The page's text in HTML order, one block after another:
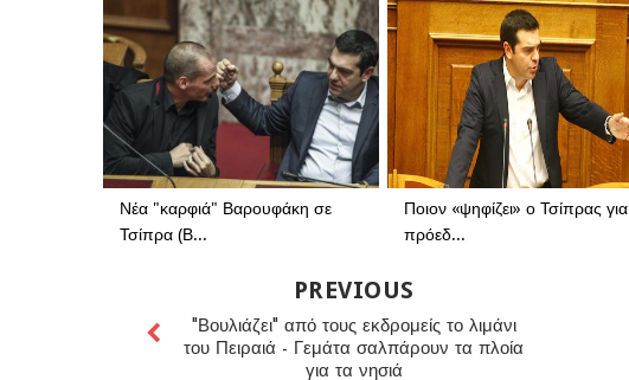
Νέα "καρφιά" Βαρουφάκη σε
Τσίπρα (Β...
Ποιον «ψηφίζει» ο Τσίπρας για
πρόεδ...
PREVIOUS
"Βουλιάζει" από τους εκδρομείς το λιμάνι
του Πειραιά - Γεμάτα σαλπάρουν τα πλοία
για τα νησιά